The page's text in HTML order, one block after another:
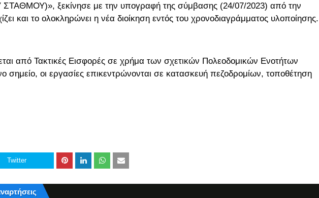
ξεκίνησε με την υπογραφή της σύμβασης (24/07/2023) από την
και το ολοκληρώνει η νέα διοίκηση εντός του χρονοδιαγράμματος υλοποίησης.
από Τακτικές Εισφορές σε χρήμα των σχετικών Πολεοδομικών Ενοτήτων
σημείο, οι εργασίες επικεντρώνονται σε κατασκευή πεζοδρομίων, τοποθέτηση
Twitter